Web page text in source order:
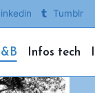
Tumblr
Infos tech